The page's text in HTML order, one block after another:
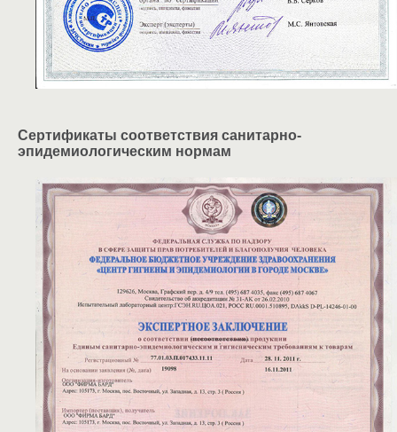
Сертификаты соответствия санитарно-
эпидемиологическим нормам